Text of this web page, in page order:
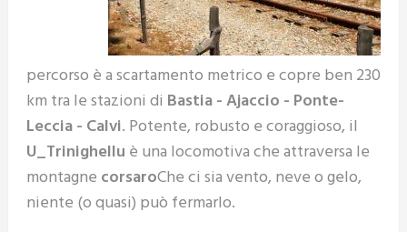
percorso è a scartamento metrico e copre ben 230
km tra le stazioni di Bastia - Ajaccio - Ponte-
Leccia - Calvi. Potente, robusto e coraggioso, il
U_Trinighellu è una locomotiva che attraversa le
montagne corsaroChe ci sia vento, neve o gelo,
niente (o quasi) può fermarlo.